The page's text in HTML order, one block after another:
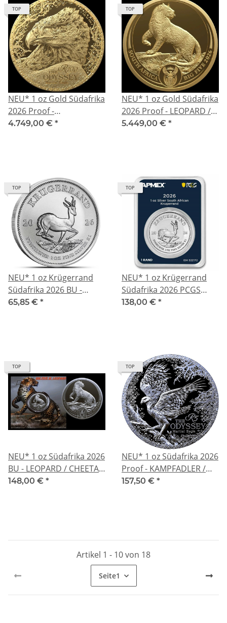
TOP
NEU* 1 oz Gold Südafrika
2026 Proof -
KAMPFADLER / Martial
4.749,00 € *
TOP
NEU* 1 oz Gold Südafrika
2026 Proof - LEOPARD /
CHEETAH - Big Five Serie
5.449,00 € *
TOP
NEU* 1 oz Krügerrand
Südafrika 2026 BU -
Silber - South Africa - *
65,85 € *
TOP
NEU* 1 oz Krügerrand
Südafrika 2026 PCGS
First Strike - Silber -
138,00 € *
TOP
NEU* 1 oz Südafrika 2026
BU - LEOPARD / CHEETAH
- Big Five Serie (4.) - Silber
148,00 € *
TOP
NEU* 1 oz Südafrika 2026
Proof - KAMPFADLER /
Martial Eagle - Odyssey of
157,50 € *
Artikel 1 - 10 von 18
Seite1